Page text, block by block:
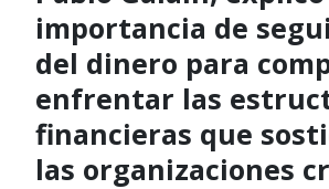
importancia de
del dinero para
enfrentar las
financieras que
las organizaciones